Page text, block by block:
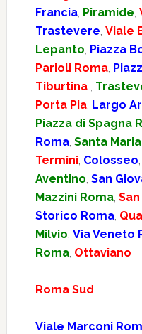
Francia, Piramide,
Trastevere, Viale
Lepanto, Piazza
Parioli Roma,
Tiburtina ,
Porta Pia, Largo
Piazza di Spagna
Roma, Santa
Termini, Colosseo,
Aventino, San
Mazzini Roma,
Storico Roma,
Milvio, Via Veneto
Roma, Ottaviano
Roma Sud
Viale Marconi